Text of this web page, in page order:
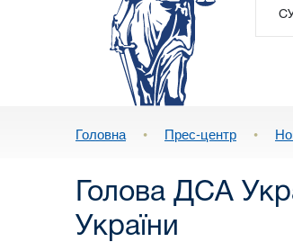
Головна • Прес-центр •
Голова ДСА
України